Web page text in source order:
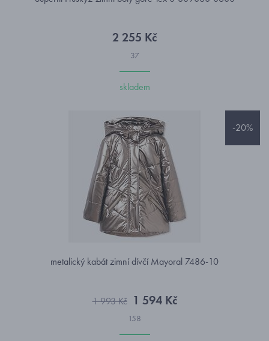
2 255 Kč
37
skladem
-20%
metalický kabát zimní dívčí Mayoral 7486-10
1 993 Kč 1 594 Kč
158